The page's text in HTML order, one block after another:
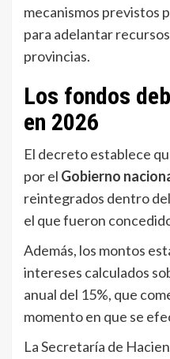
mecanismos previstos
para adelantar
provincias.
Los fondos
en 2026
El decreto establece
por el Gobierno
reintegrados dentro
el que fueron
Además, los montos
intereses calculados
anual del 15%, que
momento en que se
La Secretaría de